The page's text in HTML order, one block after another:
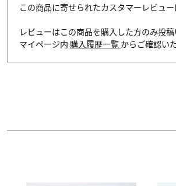
この商品に寄せられたカスタマーレビュー
レビューはこの商品を購入した方のみ投
マイページ内 購入履歴一覧 からご確認い